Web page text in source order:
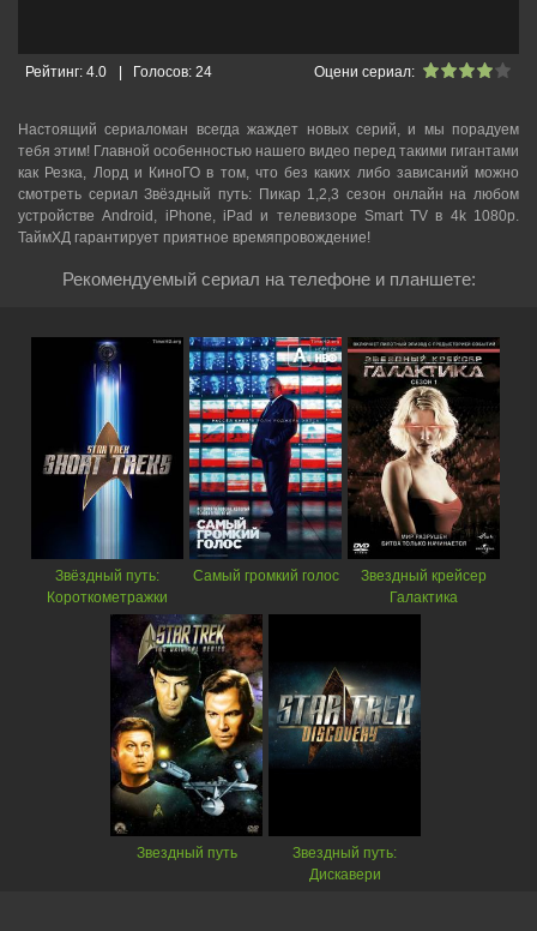
Оцени сериал:
Рейтинг: 4.0 Голосов:24
Настоящий сериаломан всегда жаждет новых серий, и мы порадуем
тебя этим! Главной особенностью нашего видео перед такими гигантами
как Резка, Лорд и КиноГО в том, что без каких либо зависаний можно
смотреть cериал Звёздный путь: Пикар 1,2,3 сезон онлайн на любом
устройстве Android, iPhone, iPad и телевизоре Smart TV в 4k 1080p.
ТаймХД гарантирует приятное времяпровождение!
Рекомендуемый сериал на телефоне и планшете:
Звёздный путь:
Короткометражки
Самый громкий голос
Звездный крейсер
Галактика
Звездный путь
Звездный путь:
Дискавери